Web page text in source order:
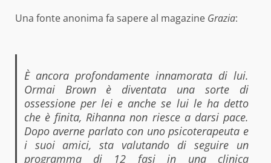
Una fonte anonima fa sapere al magazine Grazia:
È ancora profondamente innamorata di lui.
Ormai Brown è diventata una sorte di
ossessione per lei e anche se lui le ha detto
che è finita, Rihanna non riesce a darsi pace.
Dopo averne parlato con uno psicoterapeuta e
i suoi amici, sta valutando di seguire un
programma di 12 fasi in una clinica